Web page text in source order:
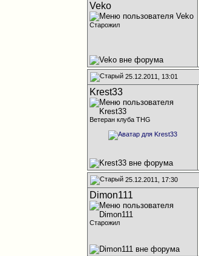
Veko
Старожил
25.12.2011, 13:01
Krest33
Ветеран клуба THG
25.12.2011, 17:30
Dimon111
Старожил